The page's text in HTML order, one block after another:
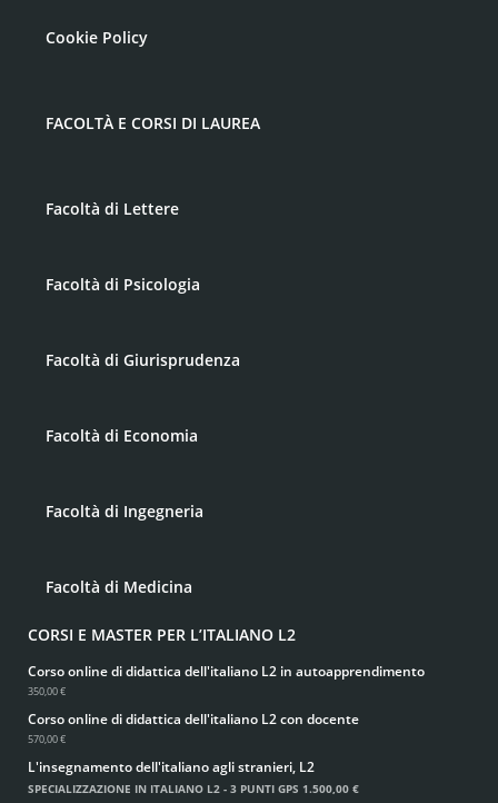
Cookie Policy
FACOLTÀ E CORSI DI LAUREA
Facoltà di Lettere
Facoltà di Psicologia
Facoltà di Giurisprudenza
Facoltà di Economia
Facoltà di Ingegneria
Facoltà di Medicina
CORSI E MASTER PER L’ITALIANO L2
Corso online di didattica dell'italiano L2 in autoapprendimento
350,00 €
Corso online di didattica dell'italiano L2 con docente
570,00 €
L'insegnamento dell'italiano agli stranieri, L2
SPECIALIZZAZIONE IN ITALIANO L2 - 3 PUNTI GPS 1.500,00 €